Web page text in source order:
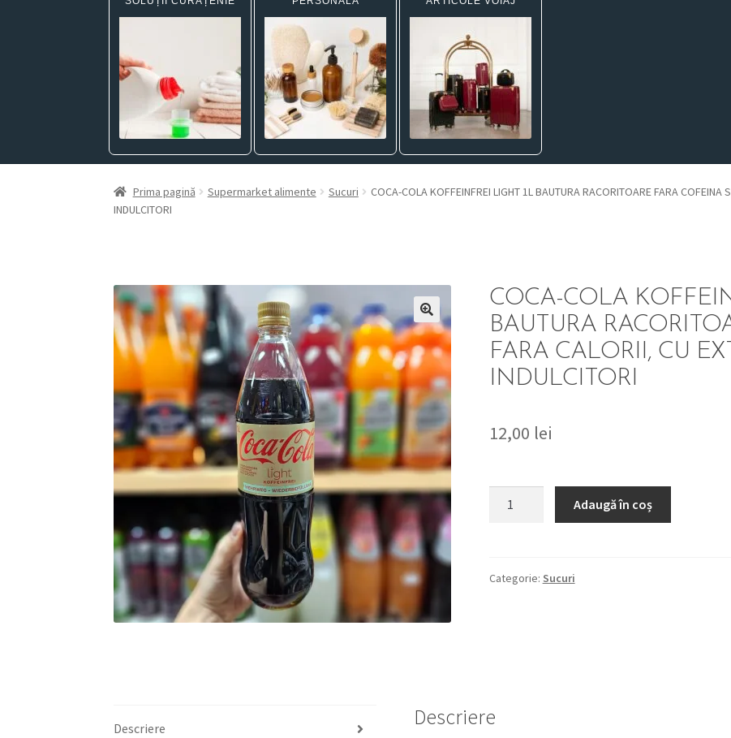
Prima pagină Supermarket alimente Sucuri
COCA-COLA KOFFEINFREI LIGHT 1L BAUTURA RACORITOARE FARA COFEINA
INDULCITORI
COCA-COLA
BAUTURA
FARA CALORII, CU
INDULCITORI
12,00 lei
LIGHT
FARA
Adaugă în coș
Categorie: Sucuri
Descriere Descriere